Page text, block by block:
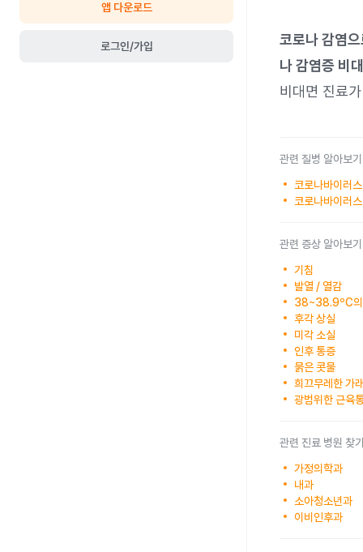
앱 다운로드
로그인/가입
코로나 감염
나 감염증 비
비대면 진료
관련 질병 알아보기
코로나바이러
코로나바이러
관련 증상 알아보기
기침
발열 / 열감
38~38.9ºC의
후각 상실
미각 소실
인후 통증
묽은 콧물
희끄무레한 가
광범위한 근육
관련 진료 병원 찾
가정의학과
내과
소아청소년과
이비인후과